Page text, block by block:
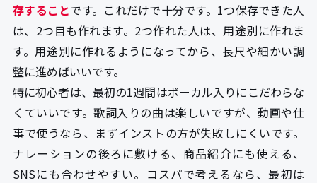
存することです。これだけで十分です。1つ保存できた人
は、2つ目も作れます。2つ作れた人は、用途別に作れま
す。用途別に作れるようになってから、長尺や細かい調
整に進めばいいです。
特に初心者は、最初の1週間はボーカル入りにこだわらな
くていいです。歌詞入りの曲は楽しいですが、動画や仕
事で使うなら、まずインストの方が失敗しにくいです。
ナレーションの後ろに敷ける、商品紹介にも使える、
SNSにも合わせやすい。コスパで考えるなら、最初は